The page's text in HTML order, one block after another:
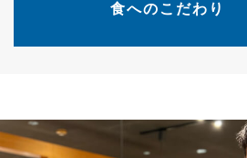
食へのこだわり